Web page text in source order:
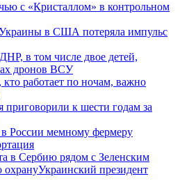
с «Кристаллом» в контрольном
в США потеряла импульс
в том числе двое детей,
дронов ВСУ
кто работает по ночам, важно
к шести годам за
России мемному фермеру
в Сербию рядом с Зеленским
президент